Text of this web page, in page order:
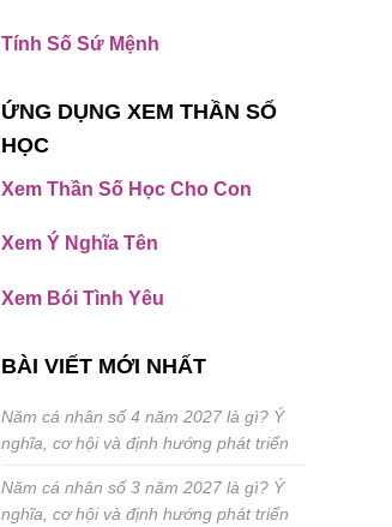
Tính Số Sứ Mệnh
ỨNG DỤNG XEM THẦN SỐ
HỌC
Xem Thần Số Học Cho Con
Xem Ý Nghĩa Tên
Xem Bói Tình Yêu
BÀI VIẾT MỚI NHẤT
Năm cá nhân số 4 năm 2027 là gì? Ý
nghĩa, cơ hội và định hướng phát triển
Năm cá nhân số 3 năm 2027 là gì? Ý
nghĩa, cơ hội và định hướng phát triển